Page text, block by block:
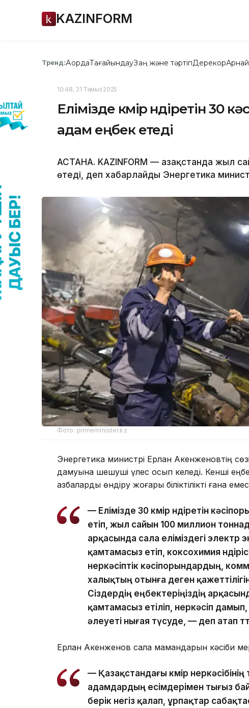
KAZINFORM
Тренд:АқордаТағайындауЗаң және тәртіпДерекқор
10:48, 31 Тамыз 2025
Елімізде көмір өндіретін 30
адам еңбек етеді
АСТАНА. KAZINFORM — Қазақстанда жыл
өтеді, деп хабарлайды Энергетика
Фото: primeminister.kz
Энергетика министрі Ерлан Ақкенженовтің
дамуына шешуші үлес қосып келеді. Кенші
қазбаларды өндіру жоғары біліктілікті ғана
— Елімізде 30 көмір өндіретін
етіп, жыл сайын 100 миллион
арқасында сала еліміздегі электр
қамтамасыз етіп, коксохимия
өнеркәсіптік кәсіпорындардың,
халықтың отынға деген
Сіздердің еңбектеріңіздің
қамтамасыз етіліп, өнеркәсіп
әлеуеті нығая түсуде, — деп атап
Ерлан Ақкенженов сала мамандарын кәсіби
— Қазақстандағы көмір
адамдардың есімдерімен тығыз
берік негіз қалап, ұрпақтар